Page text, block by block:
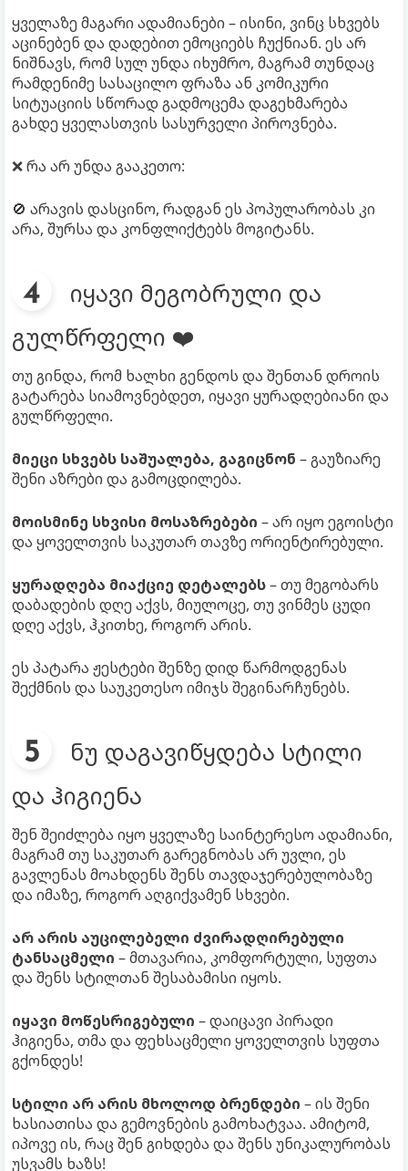
ყველაზე მაგარი ადამიანები – ისინი, ვინც სხვებს
აცინებენ და დადებით ემოციებს ჩუქნიან. ეს არ
ნიშნავს, რომ სულ უნდა იხუმრო, მაგრამ თუნდაც
რამდენიმე სასაცილო ფრაზა ან კომიკური
სიტუაციის სწორად გადმოცემა დაგეხმარება
გახდე ყველასთვის სასურველი პიროვნება.
❌ რა არ უნდა გააკეთო:
🚫 არავის დასცინო, რადგან ეს პოპულარობას კი
არა, შურსა და კონფლიქტებს მოგიტანს.
იყავი მეგობრული და
გულწრფელი ❤️
თუ გინდა, რომ ხალხი გენდოს და შენთან დროის
გატარება სიამოვნებდეთ, იყავი ყურადღებიანი და
გულწრფელი.
მიეცი სხვებს საშუალება, გაგიცნონ – გაუზიარე
შენი აზრები და გამოცდილება.
მოისმინე სხვისი მოსაზრებები – არ იყო ეგოისტი
და ყოველთვის საკუთარ თავზე ორიენტირებული.
ყურადღება მიაქციე დეტალებს– თუ მეგობარს
დაბადების დღე აქვს, მიულოცე, თუ ვინმეს ცუდი
დღე აქვს, ჰკითხე, როგორ არის.
ეს პატარა ჟესტები შენზე დიდ წარმოდგენას
შექმნის და საუკეთესო იმიჯს შეგინარჩუნებს.
ნუ დაგავიწყდება სტილი
და ჰიგიენა
შენ შეიძლება იყო ყველაზე საინტერესო ადამიანი,
მაგრამ თუ საკუთარ გარეგნობას არ უვლი, ეს
გავლენას მოახდენს შენს თავდაჯერებულობაზე
და იმაზე, როგორ აღგიქვამენ სხვები.
არ არის აუცილებელი ძვირადღირებული
ტანსაცმელი – მთავარია, კომფორტული, სუფთა
და შენს სტილთან შესაბამისი იყოს.
იყავი მოწესრიგებული – დაიცავი პირადი
ჰიგიენა, თმა და ფეხსაცმელი ყოველთვის სუფთა
გქონდეს!
სტილი არ არის მხოლოდ ბრენდები – ის შენი
ხასიათისა და გემოვნების გამოხატვაა. ამიტომ,
იპოვე ის, რაც შენ გიხდება და შენს უნიკალურობას
უსვამს ხაზს!